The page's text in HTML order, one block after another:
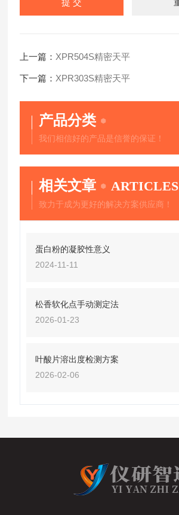
上一篇： XPR504S精密天平
下一篇： XPR303S精密天平
产品分类
我们相信好的产品是信誉的保证！
相关文章 ARTICLES
致力于成为更好的解决方案供应商！
蛋白粉的凝胶性意义
2024-11-11
松香软化点手动测定法
2026-01-23
叶酸片溶出度检测方案
2026-02-06